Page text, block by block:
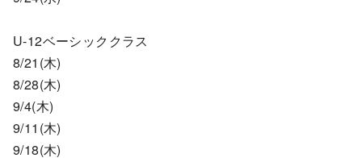
U-12ベーシッククラス
8/21(木)
8/28(木)
9/4(木)
9/11(木)
9/18(木)